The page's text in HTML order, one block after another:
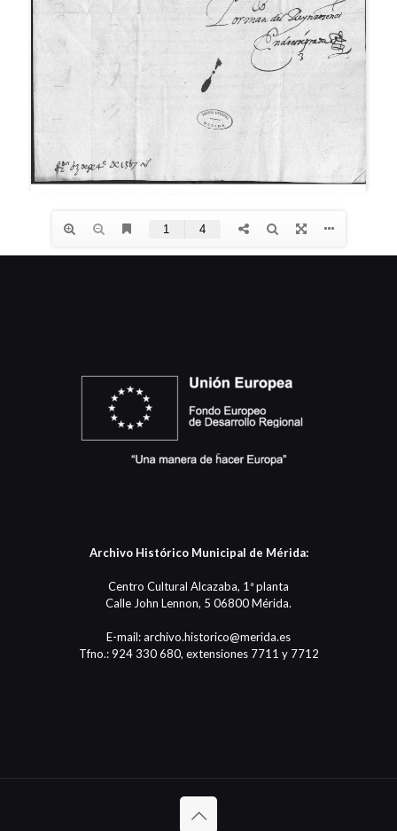
Archivo Histórico Municipal de Mérida:
Centro Cultural Alcazaba, 1ª planta
Calle John Lennon, 5 06800 Mérida.
E-mail: archivo.historico@merida.es
Tfno.: 924 330 680, extensiones 7711 y 7712